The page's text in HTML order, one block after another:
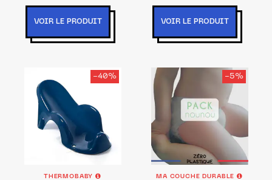
VOIR LE PRODUIT VOIR LE PRODUIT
-40%
THERMOBABY
-5%
MA COUCHE DURABLE